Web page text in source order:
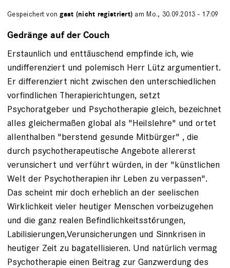
Gespeichert vongast (nicht registriert) am Mo., 30.09.2013 - 17:09
Gedränge auf der Couch
Erstaunlich und enttäuschend empfinde ich, wie
undifferenziert und polemisch Herr Lütz argumentiert.
Er differenziert nicht zwischen den unterschiedlichen
vorfindlichen Therapierichtungen, setzt
Psychoratgeber und Psychotherapie gleich, bezeichnet
alles gleichermaßen global als "Heilslehre" und ortet
allenthalben "berstend gesunde Mitbürger" , die
durch psychotherapeutische Angebote allererst
verunsichert und verführt würden, in der "künstlichen
Welt der Psychotherapien ihr Leben zu verpassen".
Das scheint mir doch erheblich an der seelischen
Wirklichkeit vieler heutiger Menschen vorbeizugehen
und die ganz realen Befindlichkeitsstörungen,
Labilisierungen,Verunsicherungen und Sinnkrisen in
heutiger Zeit zu bagatellisieren. Und natürlich vermag
Psychotherapie einen Beitrag zur Ganzwerdung des